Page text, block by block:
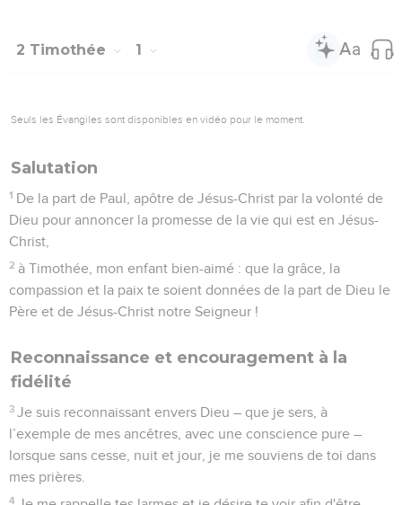
2 Timothée 1
Seuls les Évangiles sont disponibles en vidéo pour le moment.
Salutation
1 De la part de Paul, apôtre de Jésus-Christ par la volonté de
Dieu pour annoncer la promesse de la vie qui est en Jésus-
Christ,
2 à Timothée, mon enfant bien-aimé : que la grâce, la
compassion et la paix te soient données de la part de Dieu le
Père et de Jésus-Christ notre Seigneur !
Reconnaissance et encouragement à la
fidélité
3 Je suis reconnaissant envers Dieu – que je sers, à
l’exemple de mes ancêtres, avec une conscience pure –
lorsque sans cesse, nuit et jour, je me souviens de toi dans
mes prières.
4